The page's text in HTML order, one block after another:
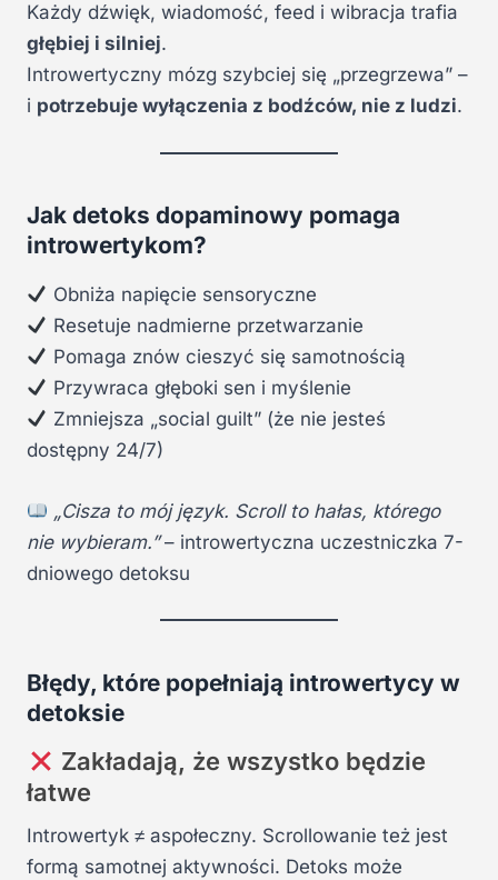
Każdy dźwięk, wiadomość, feed i wibracja trafia
głębiej i silniej.
Introwertyczny mózg szybciej się „przegrzewa” –
i potrzebuje wyłączenia z bodźców, nie z ludzi.
Jak detoks dopaminowy pomaga
introwertykom?
Obniża napięcie sensoryczne
Resetuje nadmierne przetwarzanie
Pomaga znów cieszyć się samotnością
Przywraca głęboki sen i myślenie
Zmniejsza „social guilt” (że nie jesteś
dostępny 24/7)
„Cisza to mój język. Scroll to hałas, którego
nie wybieram.”– introwertyczna uczestniczka 7-
dniowego detoksu
Błędy, które popełniają introwertycy w
detoksie
Zakładają, że wszystko będzie
łatwe
Introwertyk ≠ aspołeczny. Scrollowanie też jest
formą samotnej aktywności. Detoks może